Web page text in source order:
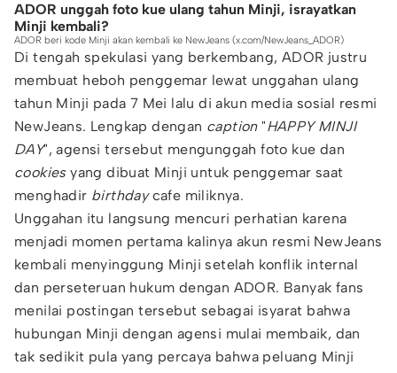
ADOR unggah foto kue ulang tahun Minji, israyatkan
Minji kembali?
ADOR beri kode Minji akan kembali ke NewJeans (x.com/NewJeans_ADOR)
Di tengah spekulasi yang berkembang, ADOR justru
membuat heboh penggemar lewat unggahan ulang
tahun Minji pada 7 Mei lalu di akun media sosial resmi
NewJeans. Lengkap dengan caption"HAPPY MINJI
DAY", agensi tersebut mengunggah foto kue dan
cookiesyang dibuat Minji untuk penggemar saat
menghadir birthdaycafe miliknya.
Unggahan itu langsung mencuri perhatian karena
menjadi momen pertama kalinya akun resmi NewJeans
kembali menyinggung Minji setelah konflik internal
dan perseteruan hukum dengan ADOR. Banyak fans
menilai postingan tersebut sebagai isyarat bahwa
hubungan Minji dengan agensi mulai membaik, dan
tak sedikit pula yang percaya bahwa peluang Minji